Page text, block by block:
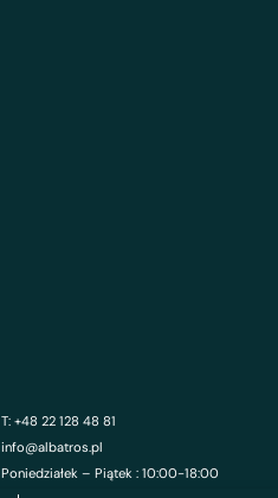
T: +48 22 128 48 81
info@albatros.pl
Poniedziałek – Piątek : 10:00-18:00